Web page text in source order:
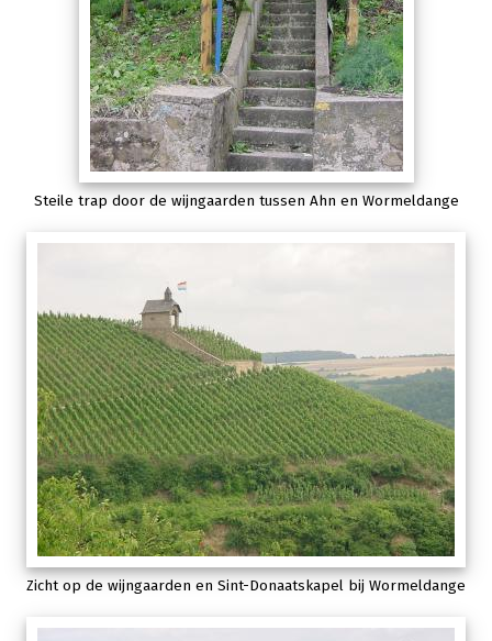
Steile trap door de wijngaarden tussen Ahn en Wormeldange
Zicht op de wijngaarden en Sint-Donaatskapel bij Wormeldange